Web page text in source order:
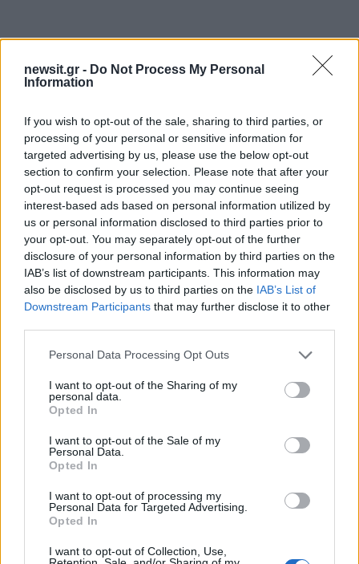
newsit.gr - Do Not Process My Personal
Information
If you wish to opt-out of the sale, sharing to third parties, or
processing of your personal or sensitive information for
targeted advertising by us, please use the below opt-out
section to confirm your selection. Please note that after your
opt-out request is processed you may continue seeing
interest-based ads based on personal information utilized by
us or personal information disclosed to third parties prior to
your opt-out. You may separately opt-out of the further
disclosure of your personal information by third parties on the
IAB’s list of downstream participants. This information may
also be disclosed by us to third parties on the IAB’s List of
Downstream Participants that may further disclose it to other
Please note that this website/app uses one or more Google
not limited to your visit or usage behaviour. You may click to
grant or deny consent to Google and its third-party tags to
use your data for below specified purposes in below Google
consent section.
Personal Data Processing Opt Outs
I want to opt-out of the Sharing of my
personal data.
Opted In
I want to opt-out of the Sale of my
Personal Data.
Opted In
I want to opt-out of processing my
Personal Data for Targeted Advertising.
Opted In
I want to opt-out of Collection, Use,
Σχόλια
Αν τα χάσατε
Η απεγνωσμένη
προσπάθεια του barman να
πνίγηκε σε πισίνα στην
Πάρο - Πώς έγινε η
τραγωδία
Ζέστη και
«Red Code» σε 6
για κίνδυνο